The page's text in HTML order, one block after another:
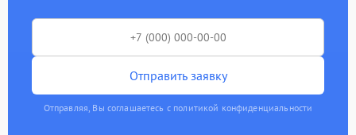
Отправить заявку
Отправляя, Вы соглашаетесь с политикой конфиденциальности